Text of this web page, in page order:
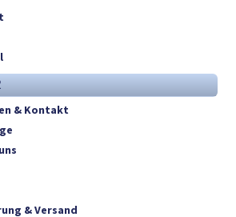
& Kontakt
& Versand